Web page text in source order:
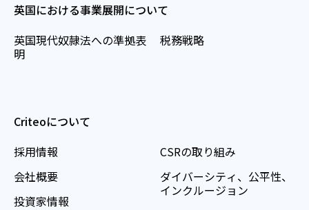
英国における事業展開について
英国現代奴隷法への準拠表
明
税務戦略
Criteoについて
採用情報
会社概要
投資家情報
CSRの取り組み
ダイバーシティ、公平性、
インクルージョン